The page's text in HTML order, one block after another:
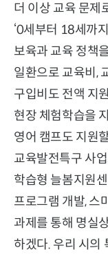
더 이상 교육 문제
‘0세부터 18세까
보육과 교육 정책
일환으로 교육비,
구입비도 전액 지
현장 체험학습을
영어 캠프도 지원
교육발전특구 사
학습형 늘봄지원
프로그램 개발, 스
과제를 통해 명실
하겠다. 우리 시의